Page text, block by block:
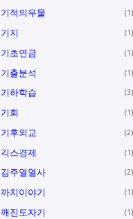
기적의우물 1
기지 1
기초연금 1
기출분석 1
기하학습 3
기회 1
기후외교 2
긱스경제 1
김주열열사 2
까치이야기 1
깨진도자기 1